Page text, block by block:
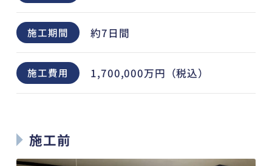
施工期間 約7日間
施工費用 1,700,000万円（税込）
施工前